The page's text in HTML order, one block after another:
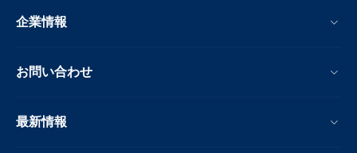
企業情報
お問い合わせ
最新情報